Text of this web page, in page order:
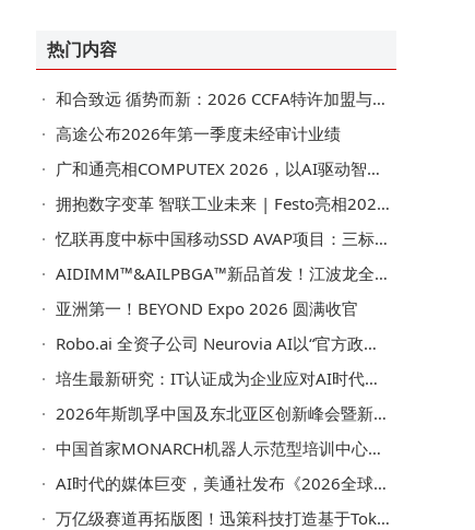
热门内容
和合致远 循势而新：2026 CCFA特许加盟与生活服务业发展大会擘画行业高质量发展新蓝图
高途公布2026年第一季度未经审计业绩
广和通亮相COMPUTEX 2026，以AI驱动智能连接新未来
拥抱数字变革 智联工业未来 | Festo亮相2026 WOD制造业数智化博览会
忆联再度中标中国移动SSD AVAP项目：三标段中标，双项夺魁，总容量第一
AIDIMM™&AILPBGA™新品首发！江波龙全栈端侧AI存储应用亮相COMPUTEX 2026
亚洲第一！BEYOND Expo 2026 圆满收官
Robo.ai 全资子公司 Neurovia AI以“官方政府级 AI 网络安全合作伙伴”身份亮相第三届阿联酋政府网络安全峰会
培生最新研究：IT认证成为企业应对AI时代技能缺口的核心抓手，驱动竞争优势提升
2026年斯凯孚中国及东北亚区创新峰会暨新品发布会成功举办，发布五大新产品
中国首家MONARCH机器人示范型培训中心落地上海市第一人民医院
AI时代的媒体巨变，美通社发布《2026全球媒体调查报告》
万亿级赛道再拓版图！迅策科技打造基于Token的物理AI与世界模型，构建产业新生态